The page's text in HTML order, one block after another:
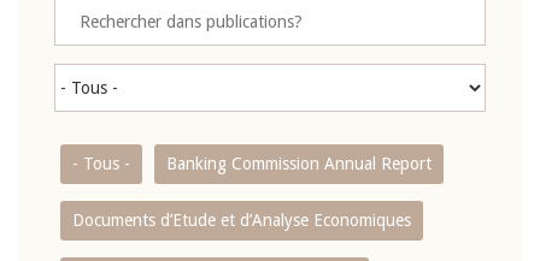
- Tous - Banking Commission Annual Report
Documents d’Etude et d’Analyse Economiques